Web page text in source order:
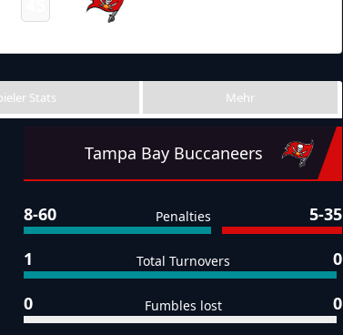
Stats Mehr
Tampa Bay Buccaneers
8-60 Penalties 5-35
1 Total Turnovers 0
0 Fumbles lost 0